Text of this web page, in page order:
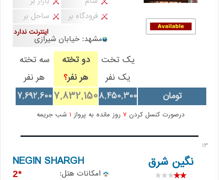
فرودگاه بر
ساحل بر
اینترنت ندارد
مشهد: خیابان شیرازی
یک تخت
یک نفر
دو تخته
هر نفر؟
سه تخته
هر نفر
تومان
8,450,300
7,832,150
7,692,600
درصورت کنسل کردن 7 روز مانده به پرواز شب جریمه
13
نگین شرق NEGIN SHARGH
امکانات هتل: *2